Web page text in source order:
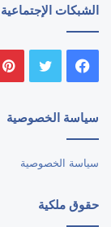
الشبكات الإجتماعية
فيسبوك تويتر
سياسة الخصوصية
سياسة الخصوصية
حقوق ملكية